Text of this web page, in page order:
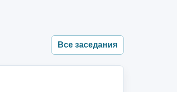
Все заседания